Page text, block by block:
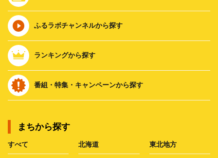
ふるラボチャンネルから探す
ランキングから探す
番組・特集・キャンペーンから探す
まちから探す
すべて 北海道 東北地方